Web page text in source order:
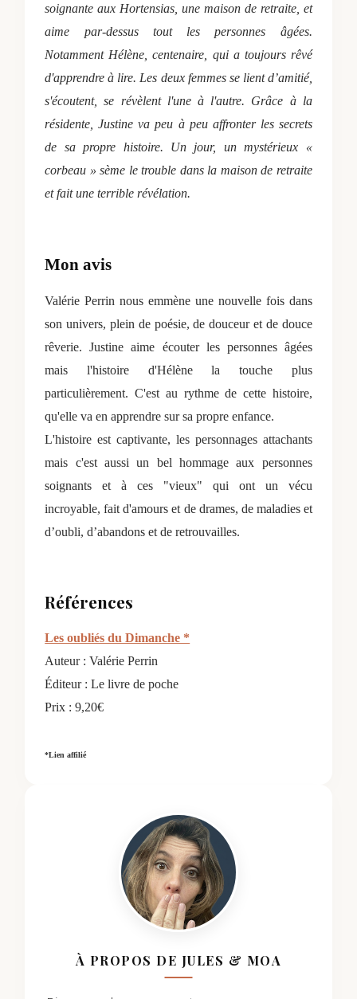
soignante aux Hortensias, une maison de retraite, et
aime par-dessus tout les personnes âgées.
Notamment Hélène, centenaire, qui a toujours rêvé
d'apprendre à lire. Les deux femmes se lient d’amitié,
s'écoutent, se révèlent l'une à l'autre. Grâce à la
résidente, Justine va peu à peu affronter les secrets
de sa propre histoire. Un jour, un mystérieux «
corbeau » sème le trouble dans la maison de retraite
et fait une terrible révélation.
Mon avis
Valérie Perrin nous emmène une nouvelle fois dans
son univers, plein de poésie, de douceur et de douce
rêverie. Justine aime écouter les personnes âgées
mais l'histoire d'Hélène la touche plus
particulièrement. C'est au rythme de cette histoire,
qu'elle va en apprendre sur sa propre enfance.
L'histoire est captivante, les personnages attachants
mais c'est aussi un bel hommage aux personnes
soignants et à ces "vieux" qui ont un vécu
incroyable, fait d'amours et de drames, de maladies et
d’oubli, d’abandons et de retrouvailles.
Références
Les oubliés du Dimanche *
Auteur : Valérie Perrin
Éditeur : Le livre de poche
Prix : 9,20€
*Lien affilié
À PROPOS DE JULES & MOA